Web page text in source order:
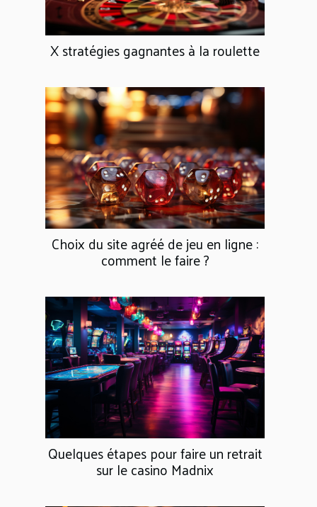
X stratégies gagnantes à la roulette
Choix du site agréé de jeu en ligne :
comment le faire ?
Quelques étapes pour faire un retrait
sur le casino Madnix